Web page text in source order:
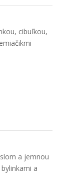
cibuľkou,
a jemnou
a